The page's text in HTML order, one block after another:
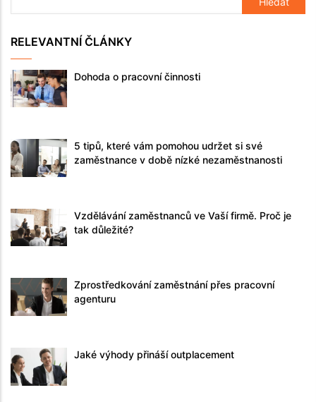
RELEVANTNÍ ČLÁNKY
Dohoda o pracovní činnosti
5 tipů, které vám pomohou udržet si své
zaměstnance v době nízké nezaměstnanosti
Vzdělávání zaměstnanců ve Vaší firmě. Proč je
tak důležité?
Zprostředkování zaměstnání přes pracovní
agenturu
Jaké výhody přináší outplacement